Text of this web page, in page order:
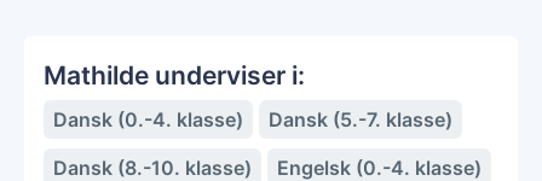
Mathilde underviser i:
Dansk (0.-4. klasse)
Dansk (5.-7. klasse)
Dansk (8.-10. klasse)
Engelsk (0.-4. klasse)